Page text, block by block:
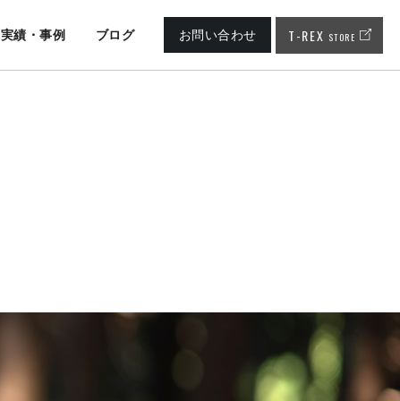
実績・事例 ブログ お問い合わせ T-REX STORE